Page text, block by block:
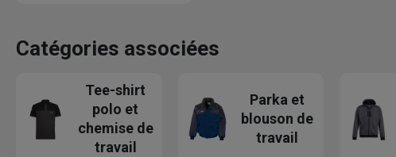
Catégories associées
Tee-shirt
polo et
chemise de
travail
Parka et
blouson de
travail